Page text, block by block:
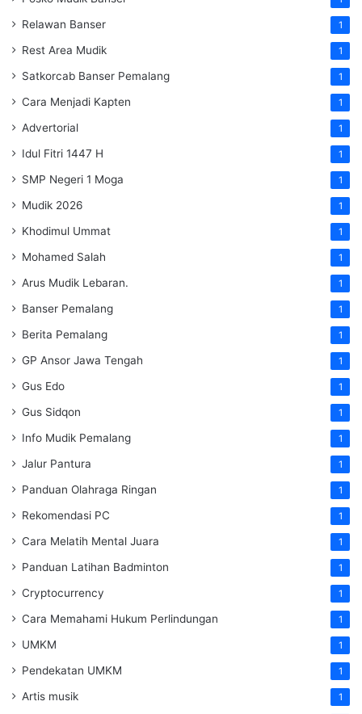
Relawan Banser 1
Rest Area Mudik 1
Satkorcab Banser Pemalang 1
Cara Menjadi Kapten 1
Advertorial 1
Idul Fitri 1447 H 1
SMP Negeri 1 Moga 1
Mudik 2026 1
Khodimul Ummat 1
Mohamed Salah 1
Arus Mudik Lebaran. 1
Banser Pemalang 1
Berita Pemalang 1
GP Ansor Jawa Tengah 1
Gus Edo 1
Gus Sidqon 1
Info Mudik Pemalang 1
Jalur Pantura 1
Panduan Olahraga Ringan 1
Rekomendasi PC 1
Cara Melatih Mental Juara 1
Panduan Latihan Badminton 1
Cryptocurrency 1
Cara Memahami Hukum Perlindungan 1
UMKM 1
Pendekatan UMKM 1
Artis musik 1